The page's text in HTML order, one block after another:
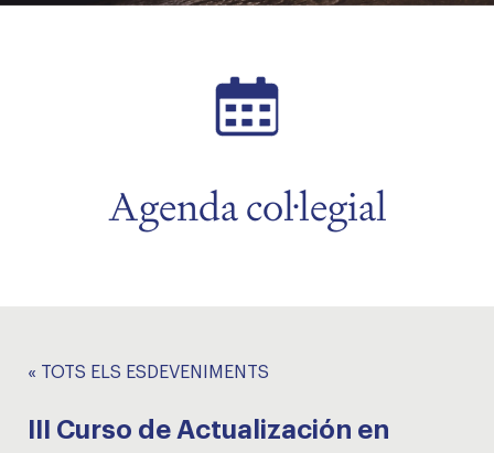
Agenda col·legial
« TOTS ELS ESDEVENIMENTS
III Curso de Actualización en